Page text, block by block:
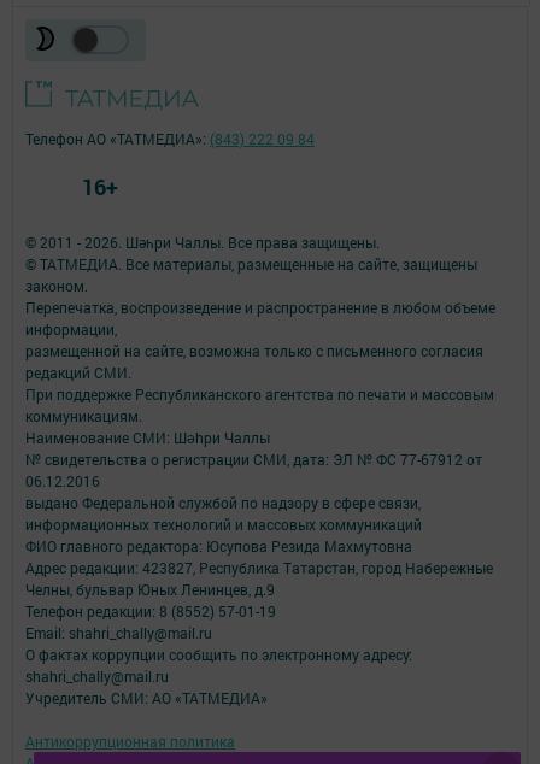
© 2011 - 2026. Шәһри Чаллы. Все права защищены.
© ТАТМЕДИА. Все материалы, размещенные на сайте, защищены
законом.
Перепечатка, воспроизведение и распространение в любом объеме
информации,
размещенной на сайте, возможна только с письменного согласия
редакций СМИ.
При поддержке Республиканского агентства по печати и массовым
коммуникациям.
Наименование СМИ: Шəhри Чаллы
№ свидетельства о регистрации СМИ, дата: ЭЛ № ФС 77-67912 от
06.12.2016
выдано Федеральной службой по надзору в сфере связи,
информационных технологий и массовых коммуникаций
ФИО главного редактора: Юсупова Резида Махмутовна
Адрес редакции: 423827, Республика Татарстан, город Набережные
Челны, бульвар Юных Ленинцев, д.9
Телефон редакции: 8 (8552) 57-01-19
Email: shahri_chally@mail.ru
О фактах коррупции сообщить по электронному адресу:
shahri_chally@mail.ru
Учредитель СМИ: АО «ТАТМЕДИА»
Антикоррупционная политика
Телефон АО «ТАТМЕДИА»: (843) 222 09 84
16+